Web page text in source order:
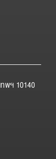
พฯ 10140